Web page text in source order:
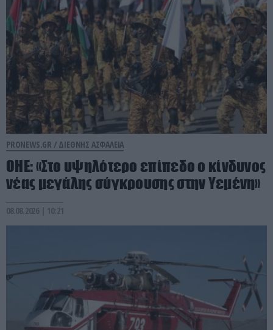
PRONEWS.GR / ΔΙΕΘΝΗΣ ΑΣΦΑΛΕΙΑ
ΟΗΕ: «Στο υψηλότερο επίπεδο ο κίνδυνος
νέας μεγάλης σύγκρουσης στην Υεμένη»
08.08.2026 | 10:21